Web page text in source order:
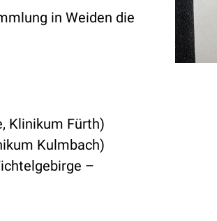
in Weiden die
Klinikum Fürth)
Kulmbach)
–